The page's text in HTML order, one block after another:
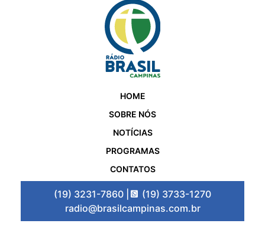
HOME
SOBRE NÓS
NOTÍCIAS
PROGRAMAS
CONTATOS
(19) 3231-7860 |
(19) 3733-1270
radio@brasilcampinas.com.br